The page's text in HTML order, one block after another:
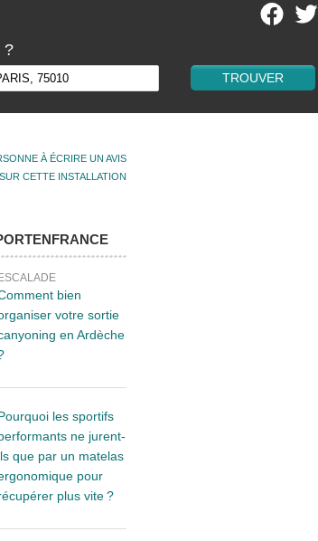
?
À ÉCRIRE UN AVIS
SUR CETTE INSTALLATION
ESCALADE
bien
votre sortie
en Ardèche
les sportifs
ne jurent-
que par un matelas
pour
plus vite ?